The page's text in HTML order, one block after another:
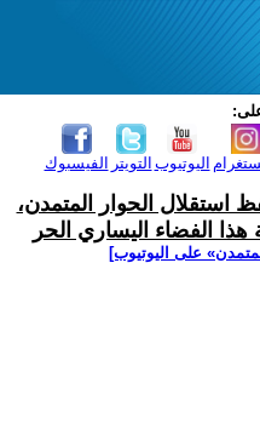
الفيسبوك التويتر اليوتيوب
استقلال الحوار المتمدن،
الفضاء اليساري الحر
على اليوتيوب]